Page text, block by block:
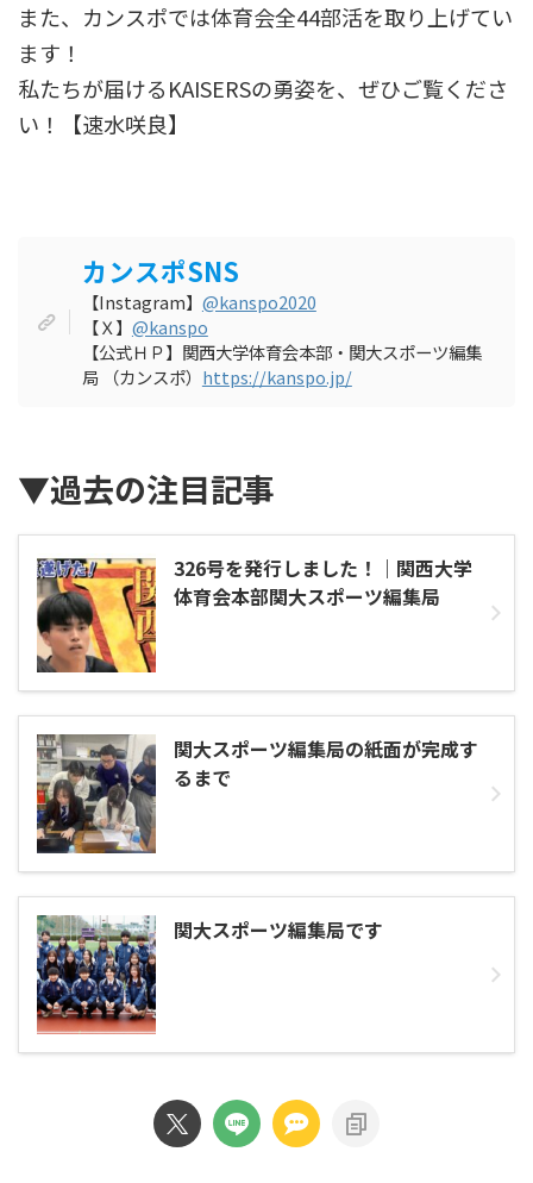
また、カンスポでは体育会全44部活を取り上げてい
ます！
私たちが届けるKAISERSの勇姿を、ぜひご覧くださ
い！【速水咲良】
カンスポSNS
【Instagram】 @kanspo2020
【Ｘ】 @kanspo
【公式ＨＰ】関西大学体育会本部・関大スポーツ編集
局 （カンスポ） https://kanspo.jp/
▼過去の注目記事
326号を発行しました！｜関西大学
体育会本部関大スポーツ編集局
関大スポーツ編集局の紙面が完成す
るまで
関大スポーツ編集局です